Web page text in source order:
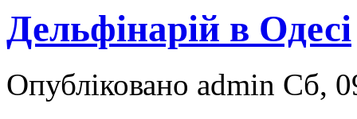
Дельфінарій в Одесі
Опубліковано admin Сб,